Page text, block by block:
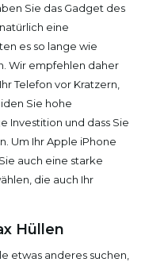
Sie das Gadget des
eine
es so lange wie
Wir empfehlen daher
Telefon vor Kratzern,
Sie hohe
Investition und dass Sie
Um Ihr Apple iPhone
auch eine starke
die auch Ihr
Hüllen
etwas anderes suchen,